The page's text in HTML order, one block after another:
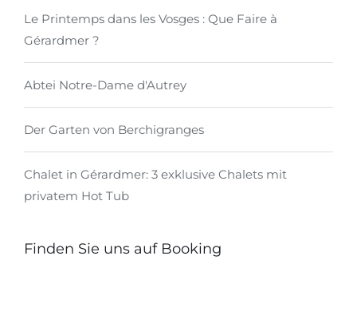
Le Printemps dans les Vosges : Que Faire à
Gérardmer ?
Abtei Notre-Dame d'Autrey
Der Garten von Berchigranges
Chalet in Gérardmer: 3 exklusive Chalets mit
privatem Hot Tub
Finden Sie uns auf Booking